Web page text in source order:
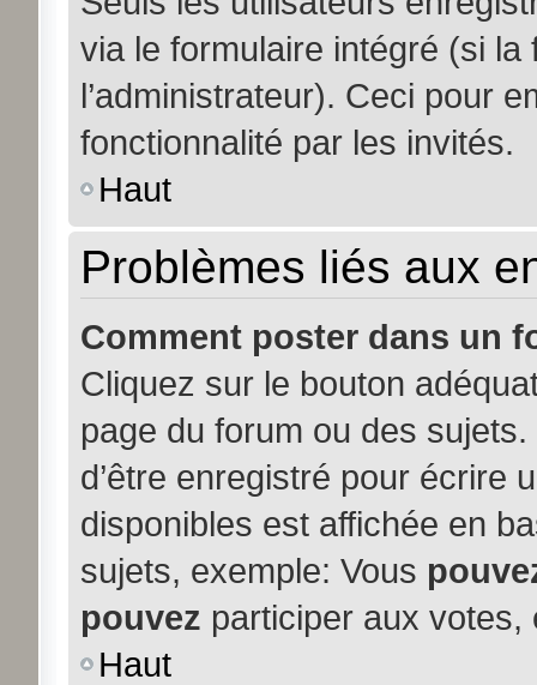
via le formulaire intégré (si
l’administrateur). Ceci pour
fonctionnalité par les invités.
Haut
Problèmes liés aux
Comment poster dans un
Cliquez sur le bouton
page du forum ou des
d’être enregistré pour écrire
disponibles est affichée en
sujets, exemple: Vous
pouvez participer aux votes,
Haut